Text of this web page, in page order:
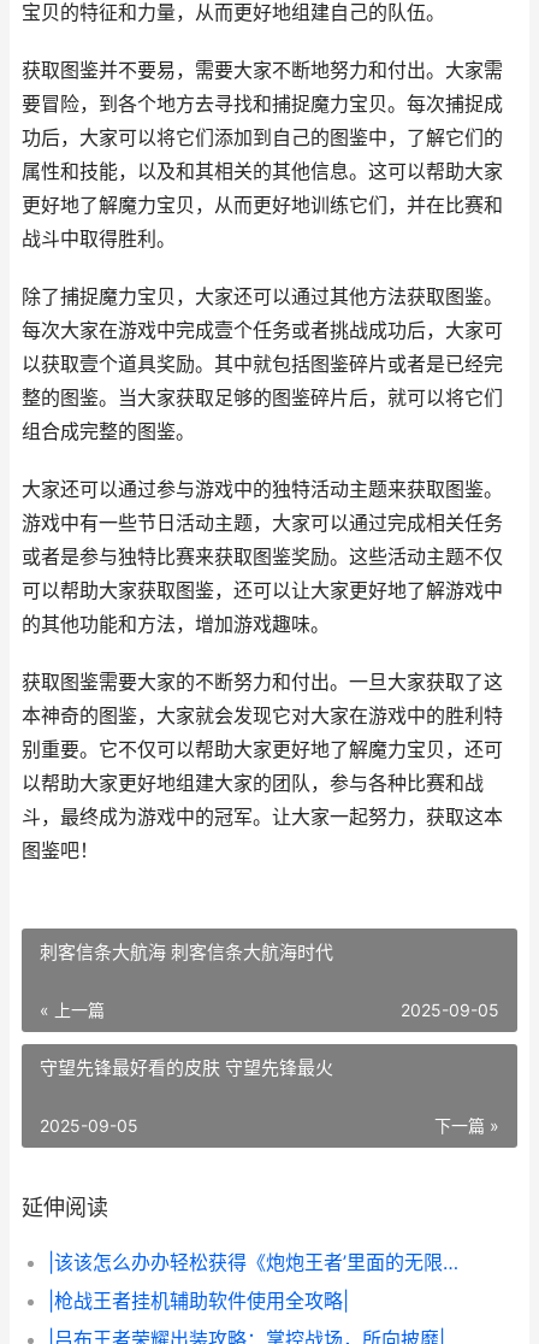
宝贝的特征和力量，从而更好地组建自己的队伍。
获取图鉴并不要易，需要大家不断地努力和付出。大家需
要冒险，到各个地方去寻找和捕捉魔力宝贝。每次捕捉成
功后，大家可以将它们添加到自己的图鉴中，了解它们的
属性和技能，以及和其相关的其他信息。这可以帮助大家
更好地了解魔力宝贝，从而更好地训练它们，并在比赛和
战斗中取得胜利。
除了捕捉魔力宝贝，大家还可以通过其他方法获取图鉴。
每次大家在游戏中完成壹个任务或者挑战成功后，大家可
以获取壹个道具奖励。其中就包括图鉴碎片或者是已经完
整的图鉴。当大家获取足够的图鉴碎片后，就可以将它们
组合成完整的图鉴。
大家还可以通过参与游戏中的独特活动主题来获取图鉴。
游戏中有一些节日活动主题，大家可以通过完成相关任务
或者是参与独特比赛来获取图鉴奖励。这些活动主题不仅
可以帮助大家获取图鉴，还可以让大家更好地了解游戏中
的其他功能和方法，增加游戏趣味。
获取图鉴需要大家的不断努力和付出。一旦大家获取了这
本神奇的图鉴，大家就会发现它对大家在游戏中的胜利特
别重要。它不仅可以帮助大家更好地了解魔力宝贝，还可
以帮助大家更好地组建大家的团队，参与各种比赛和战
斗，最终成为游戏中的冠军。让大家一起努力，获取这本
图鉴吧！
刺客信条大航海 刺客信条大航海时代
« 上一篇 2025-09-05
守望先锋最好看的皮肤 守望先锋最火
下一篇 »
2025-09-05
延伸阅读
|该该怎么办办轻松获得《炮炮王者’里面的无限金币和星星|
|枪战王者挂机辅助软件使用全攻略|
|吕布王者荣耀出装攻略：掌控战场，所向披靡|